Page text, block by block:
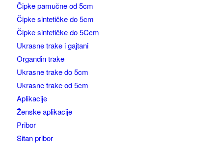
Čipke pamučne od 5cm
Čipke sintetičke do 5cm
Čipke sintetičke do 5Ccm
Ukrasne trake i gajtani
Organdin trake
Ukrasne trake do 5cm
Ukrasne trake od 5cm
Aplikacije
Ženske aplikacije
Pribor
Sitan pribor